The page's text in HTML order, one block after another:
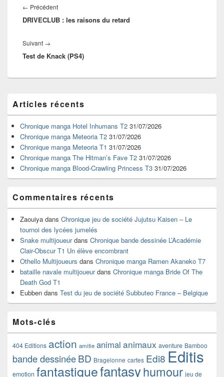
de
l’article
← PrécédentArticle
précédent :
DRIVECLUB : les raisons du retard
Suivant →
suivant :
Test de Knack (PS4)
principale
de
widget
pour
barre
latérale
Articles récents
Chronique manga Hotel Inhumans T2 31/07/2026
Chronique manga Meteoria T2 31/07/2026
Chronique manga Meteoria T1 31/07/2026
Chronique manga The Hitman’s Fave T2 31/07/2026
Chronique manga Blood-Crawling Princess T3 31/07/2026
Commentaires récents
Zaouiya dans Chronique jeu de société Jujutsu Kaisen – Le
tournoi des lycées jumelés
Snake multijoueurdans Chronique bande dessinée L’Académie
Clair-Obscur T1 Un élève encombrant
Othello Multijoueurs dans Chronique manga Ramen Akaneko T7
bataille navale multijoueurdans Chronique manga Bride Of The
Death God T1
Eubben dans Test du jeu de société Subbuteo France – Belgique
Mots-clés
404 Editions action amitie animal animaux aventure Bamboo
bande dessinéeBD Bragelonne cartes Edi8 Editis
emotion fantastiquefantasyhumour jeu de